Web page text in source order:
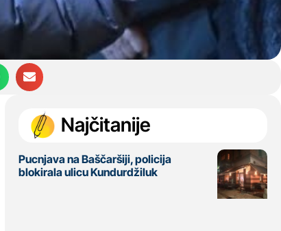
Najčitanije
Pucnjava na Baščaršiji, policija
blokirala ulicu Kundurdžiluk